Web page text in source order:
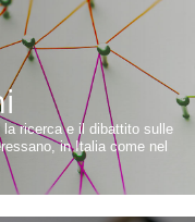
la ricerca e il dibattito sulle
in Italia come nel